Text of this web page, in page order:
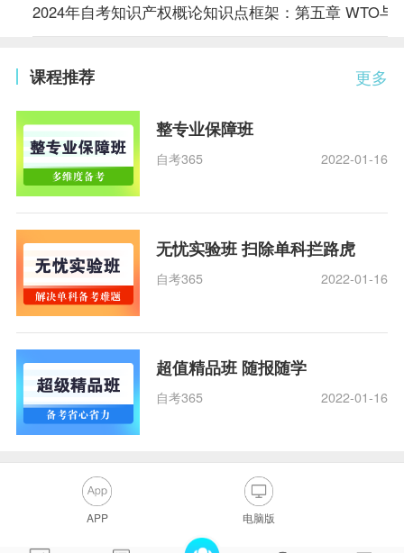
2024年自考知识产权概论知识点框架：第五章 WTO与
更多
课程推荐
整专业保障班
自考365 2022-01-16
无忧实验班 扫除单科拦路虎
自考365 2022-01-16
超值精品班 随报随学
自考365 2022-01-16
APP 电脑版